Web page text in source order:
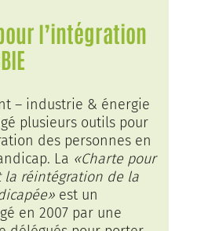
l’intégration
– industrie & énergie
plusieurs outils pour
des personnes en
La «Charte pour
la réintégration de la
est un
en 2007 par une